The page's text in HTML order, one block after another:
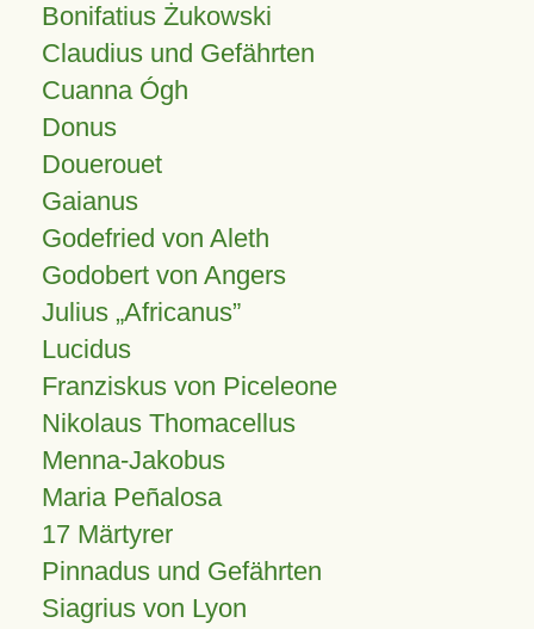
Bonifatius Żukowski
Claudius und Gefährten
Cuanna Ógh
Donus
Douerouet
Gaianus
Godefried von Aleth
Godobert von Angers
Julius Africanus
Lucidus
Franziskus von Piceleone
Nikolaus Thomacellus
Menna-Jakobus
Maria Peñalosa
17 Märtyrer
Pinnadus und Gefährten
Siagrius von Lyon